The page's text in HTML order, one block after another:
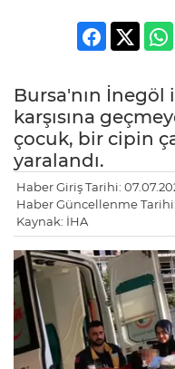
Bursa'nın İnegöl
karşısına
çocuk, bir cipin
yaralandı.
Haber Giriş Tarihi:
Haber Güncellenme
Kaynak: İHA